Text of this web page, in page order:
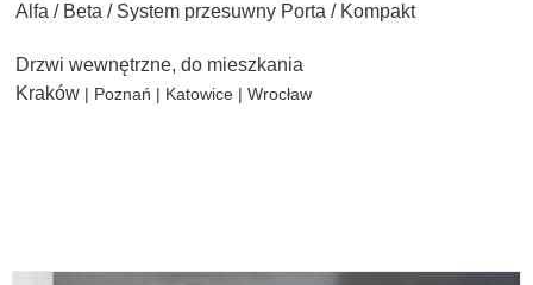
Alfa / Beta / System przesuwny Porta / Kompakt
Drzwi wewnętrzne, do mieszkania
Kraków | Poznań | Katowice | Wrocław